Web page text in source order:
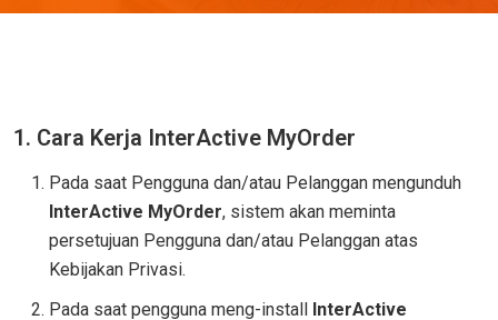
1. Cara Kerja InterActive MyOrder
Pada saat Pengguna dan/atau Pelanggan mengunduh
InterActive MyOrder, sistem akan meminta
persetujuan Pengguna dan/atau Pelanggan atas
Kebijakan Privasi.
Pada saat pengguna meng-install InterActive